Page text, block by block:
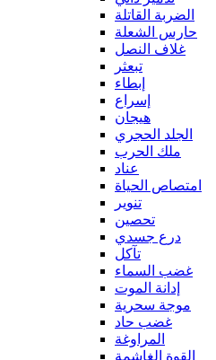
الضربة القاتلة
حارس الشعلة
غلاف النصل
تبعثر
إبطاء
إسراع
هيجان
الجلد الحجري
ملك الحرب
عناد
امتصاص الحياة
تنوير
تحصين
درع جسدي
تآكل
غضب السماء
إدانة الموت
موجة سحرية
غضب حاد
المراوغة
القوة الغاشمة